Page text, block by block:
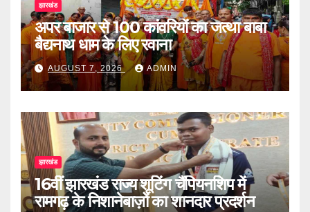
झारखंड
अपर बाजार से 100 कांवरियों का जत्था बाबा
बैद्यनाथ धाम के लिए रवाना
AUGUST 7, 2026 ADMIN
झारखंड
16वीं झारखंड राज्य शूटिंग चैंपियनशिप में
रामगढ़ के निशानेबाज़ों का शानदार प्रदर्शन